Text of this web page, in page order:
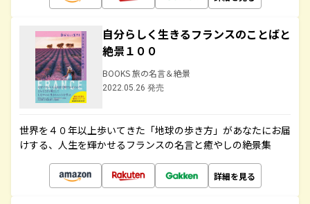
自分らしく生きるフランスのことばと
絶景１００
BOOKS 旅の名言＆絶景
2022.05.26 発売
世界を４０年以上歩いてきた「地球の歩き方」があなたにお届
けする、人生を輝かせるフランスの名言と癒やしの絶景集
詳細を見る